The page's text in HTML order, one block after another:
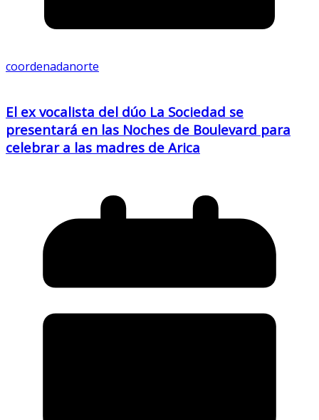
coordenadanorte
El ex vocalista del dúo La Sociedad se
presentará en las Noches de Boulevard para
celebrar a las madres de Arica